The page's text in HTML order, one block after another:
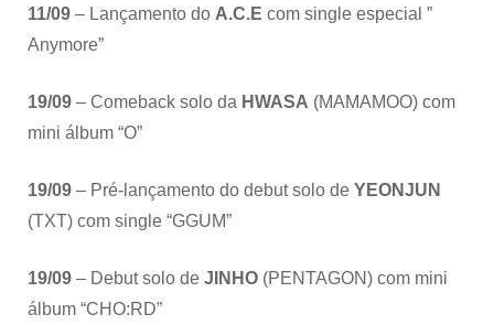
11/09 – Lançamento do A.C.E com single especial ”
Anymore”
19/09 – Comeback solo da HWASA (MAMAMOO) com
mini álbum “O”
19/09 – Pré-lançamento do debut solo de YEONJUN
(TXT) com single “GGUM”
19/09 – Debut solo de JINHO (PENTAGON) com mini
álbum “CHO:RD”